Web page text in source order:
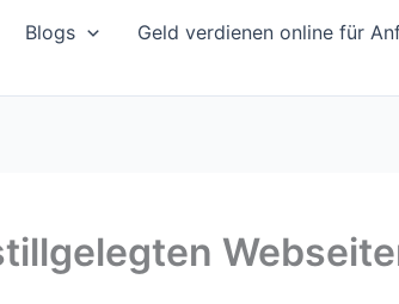
Blogs
Geld verdienen online für